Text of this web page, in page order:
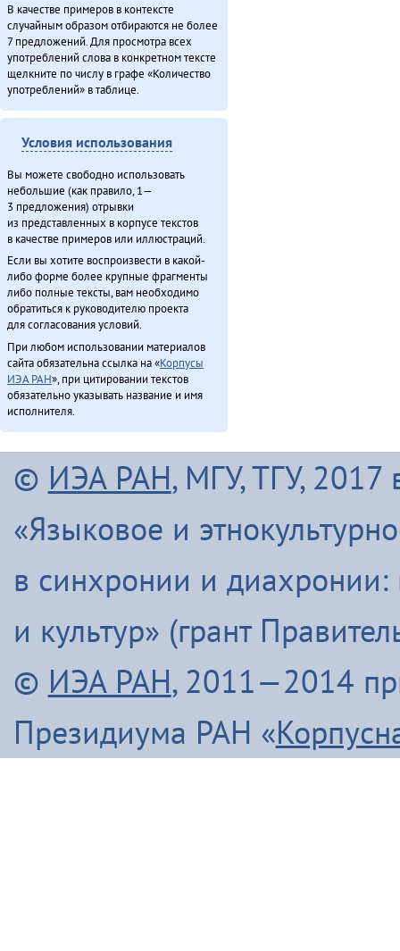
В качестве примеров в контексте
случайным образом отбираются не более
7 предложений. Для просмотра всех
употреблений слова в конкретном тексте
щелкните по числу в графе «Количество
употреблений» в таблице.
Условия использования
Вы можете свободно использовать
небольшие (как правило, 1—
3 предложения) отрывки
из представленных в корпусе текстов
в качестве примеров или иллюстраций.
Если вы хотите воспроизвести в какой-
либо форме более крупные фрагменты
либо полные тексты, вам необходимо
обратиться к руководителю проекта
для согласования условий.
При любом использовании материалов
сайта обязательна ссылка на «Корпусы
ИЭА РАН», при цитировании текстов
обязательно указывать название и имя
исполнителя.
© ИЭА РАН, МГУ, ТГУ, 2017
«Языковое и
в синхронии и диахронии:
и культур» (грант
© ИЭА РАН, 2011—2014
Президиума РАН «